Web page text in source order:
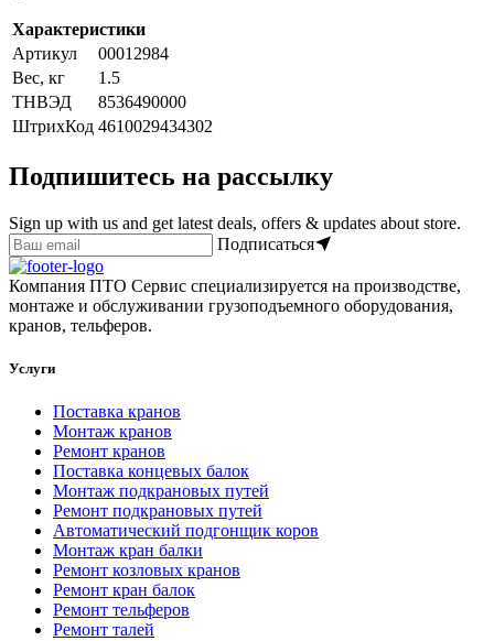
Характеристики
Артикул
00012984
Вес, кг
1.5
ТНВЭД
8536490000
ШтрихКод 4610029434302
Подпишитесь на рассылку
Sign up with us and get latest deals, offers & updates about store.
Подписаться
Компания ПТО Сервис специализируется на производстве,
монтаже и обслуживании грузоподъемного оборудования,
кранов, тельферов.
Услуги
Поставка кранов
Монтаж кранов
Ремонт кранов
Поставка концевых балок
Монтаж подкрановых путей
Ремонт подкрановых путей
Автоматический подгонщик коров
Монтаж кран балки
Ремонт козловых кранов
Ремонт кран балок
Ремонт тельферов
Ремонт талей